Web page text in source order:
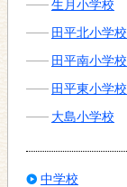
生月小学校
田平北小学校
田平南小学校
田平東小学校
大島小学校
中学校